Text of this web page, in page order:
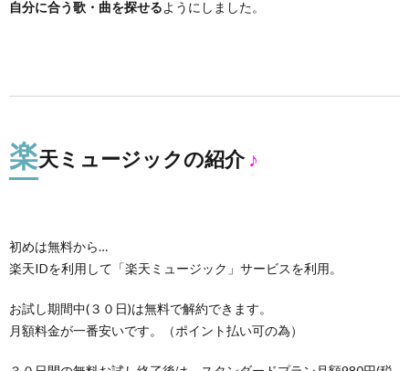
自分に合う歌・曲を探せるようにしました。
楽天ミュージックの紹介♪
初めは無料から…
楽天IDを利用して「楽天ミュージック」サービスを利用。
お試し期間中(３０日)は無料で解約できます。
月額料金が一番安いです。（ポイント払い可の為）